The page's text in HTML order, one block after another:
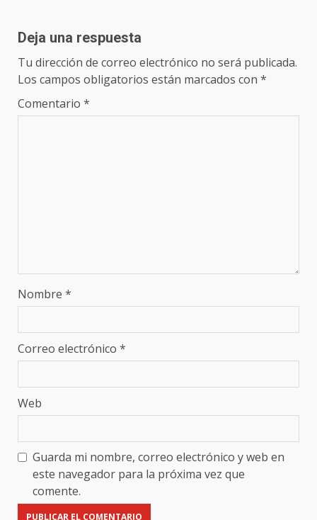
Deja una respuesta
Tu dirección de correo electrónico no será publicada.
Los campos obligatorios están marcados con *
Comentario *
Nombre *
Correo electrónico *
Web
Guarda mi nombre, correo electrónico y web en
este navegador para la próxima vez que
comente.